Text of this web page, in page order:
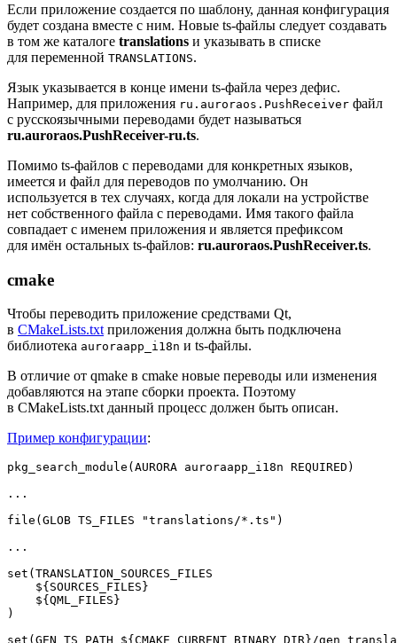
Если приложение создается по шаблону, данная конфигурация
будет создана вместе с ним. Новые ts-файлы следует создавать
в том же каталоге translations и указывать в списке
для переменной TRANSLATIONS.
Язык указывается в конце имени ts-файла через дефис.
Например, для приложения ru.auroraos.PushReceiver файл
с русскоязычными переводами будет называться
ru.auroraos.PushReceiver-ru.ts.
Помимо ts-файлов с переводами для конкретных языков,
имеется и файл для переводов по умолчанию. Он
используется в тех случаях, когда для локали на устройстве
нет собственного файла с переводами. Имя такого файла
совпадает с именем приложения и является префиксом
для имён остальных ts-файлов: ru.auroraos.PushReceiver.ts.
cmake
Чтобы переводить приложение средствами Qt,
в CMakeLists.txt приложения должна быть подключена
библиотека auroraapp_i18n и ts-файлы.
В отличие от qmake в cmake новые переводы или изменения
добавляются на этапе сборки проекта. Поэтому
в CMakeLists.txt данный процесс должен быть описан.
Пример конфигурации:
pkg_search_module(AURORA auroraapp_i18n REQUIRED)
...
file(GLOB TS_FILES "translations/*.ts")
...
set(TRANSLATION_SOURCES_FILES
    ${SOURCES_FILES}
    ${QML_FILES}
)
set(GEN_TS_PATH ${CMAKE_CURRENT_BINARY_DIR}/